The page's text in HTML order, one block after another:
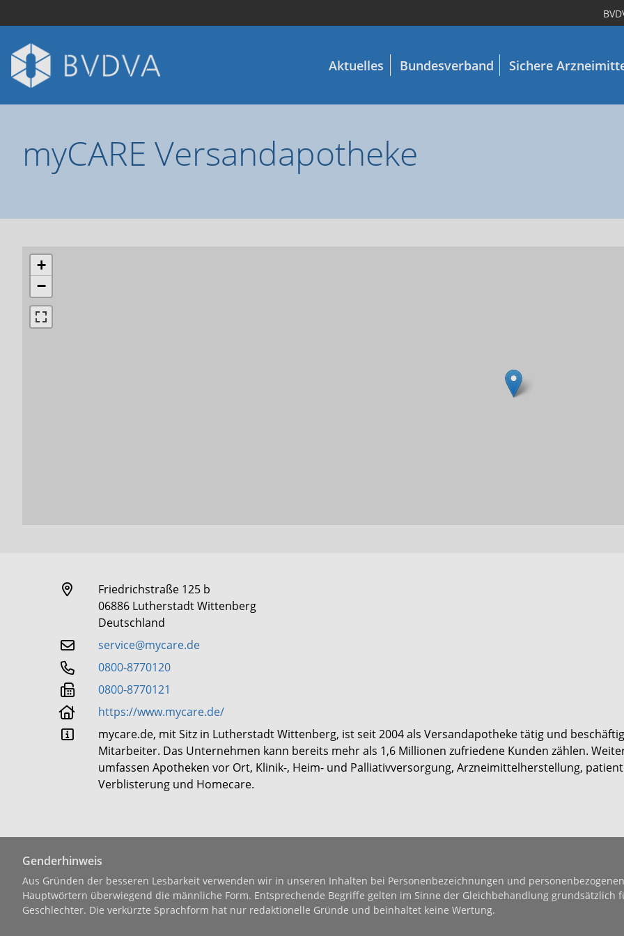
Aktuelles Bundesverband Sichere
myCARE Versandapotheke
+
−
Friedrichstraße 125 b
06886 Lutherstadt Wittenberg
Deutschland
service@mycare.de
0800-8770120
0800-8770121
https://www.mycare.de/
mycare.de, mit Sitz in Lutherstadt Wittenberg, ist seit 2004 als Versandapotheke tätig und
Mitarbeiter. Das Unternehmen kann bereits mehr als 1,6 Millionen zufriedene Kunden zählen.
umfassen Apotheken vor Ort, Klinik-, Heim- und Palliativversorgung, Arzneimittelherstellung,
Verblisterung und Homecare.
Genderhinweis
Aus Gründen der besseren Lesbarkeit verwenden wir in unseren Inhalten bei Personenbezeichnungen und personenbezogenen
Hauptwörtern überwiegend die männliche Form. Entsprechende Begriffe gelten im Sinne der Gleichbehandlung grundsätzlich
Geschlechter. Die verkürzte Sprachform hat nur redaktionelle Gründe und beinhaltet keine Wertung.